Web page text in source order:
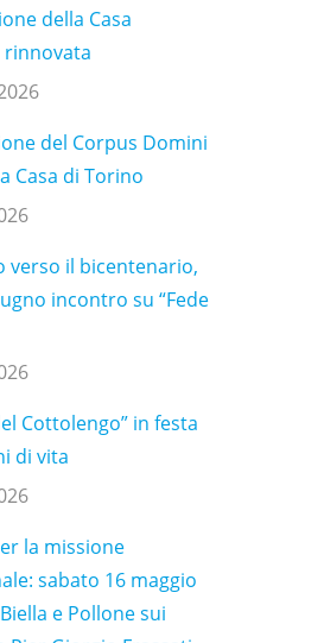
della Casa
del Corpus Domini
Casa di Torino
verso il bicentenario,
incontro su “Fede
Cottolengo” in festa
di vita
la missione
sabato 16 maggio
e Pollone sui